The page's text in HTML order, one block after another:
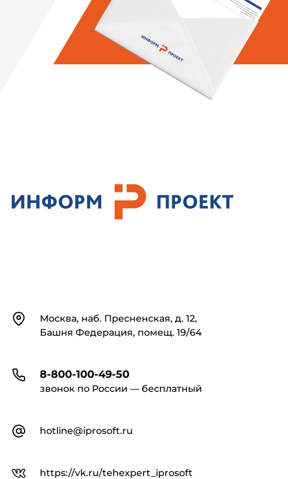
КонтактыМосква, наб. Пресненская, д. 12,
Башня Федерация, помещ. 19/64
8-800-100-49-50
звонок по России — бесплатный
hotline@iprosoft.ru
https://vk.ru/tehexpert_iprosoft